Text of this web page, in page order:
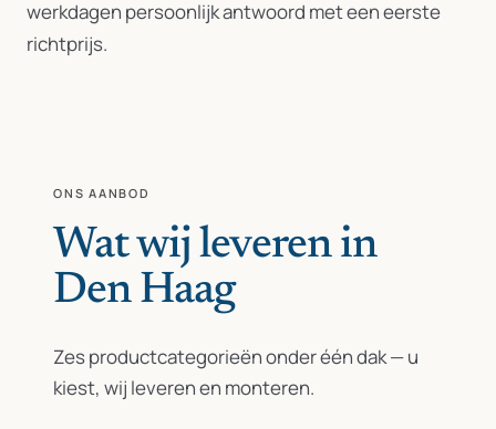
werkdagen persoonlijk antwoord met een eerste
richtprijs.
ONS AANBOD
Wat wij leveren in
Den Haag
Zes productcategorieën onder één dak — u
kiest, wij leveren en monteren.